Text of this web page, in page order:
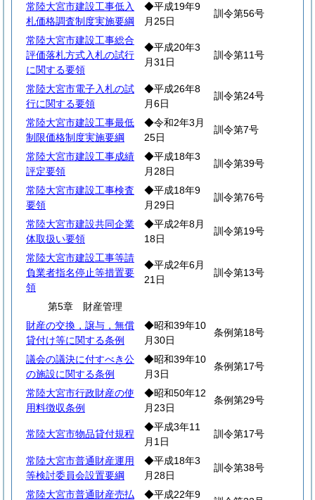
常陸大宮市建設工事低入
札価格調査制度実施要綱
◆平成19年9
月25日
訓令第56号
常陸大宮市建設工事総合
評価落札方式入札の試行
に関する要領
◆平成20年3
月31日
訓令第11号
常陸大宮市電子入札の試
行に関する要領
◆平成26年8
月6日
訓令第24号
常陸大宮市建設工事最低
制限価格制度実施要綱
◆令和2年3月
25日
訓令第7号
常陸大宮市建設工事成績
評定要領
◆平成18年3
月28日
訓令第39号
常陸大宮市建設工事検査
要領
◆平成18年9
月29日
訓令第76号
常陸大宮市建設共同企業
体取扱い要領
◆平成2年8月
18日
訓令第19号
常陸大宮市建設工事等請
負業者指名停止等措置要
領
◆平成2年6月
21日
訓令第13号
第5章 財産管理
財産の交換，譲与，無償
貸付け等に関する条例
◆昭和39年10
月30日
条例第18号
議会の議決に付すべき公
の施設に関する条例
◆昭和39年10
月3日
条例第17号
常陸大宮市行政財産の使
用料徴収条例
◆昭和50年12
月23日
条例第29号
常陸大宮市物品貸付規程
◆平成3年11
月1日
訓令第17号
常陸大宮市普通財産運用
等検討委員会設置要綱
◆平成18年3
月28日
訓令第38号
常陸大宮市普通財産売払 ◆平成22年9